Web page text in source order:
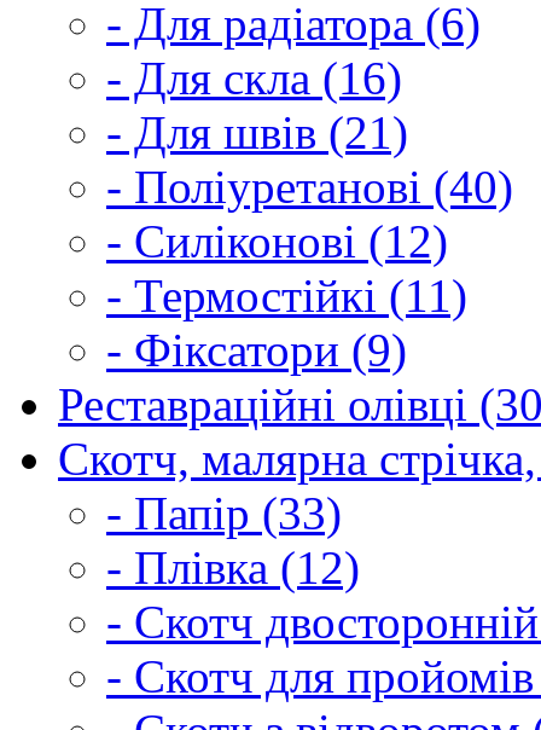
- Для радіатора (6)
- Для скла (16)
- Для швів (21)
- Поліуретанові (40)
- Силіконові (12)
- Термостійкі (11)
- Фіксатори (9)
Реставраційні олівці
Скотч, малярна
- Папір (33)
- Плівка (12)
- Скотч
- Скотч для